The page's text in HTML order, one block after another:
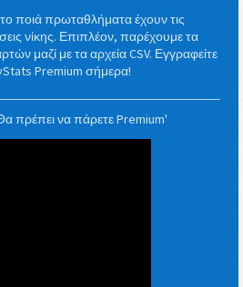
ποιά πρωταθλήματα έχουν τις
νίκης. Επιπλέον, παρέχουμε τα
μαζί με τα αρχεία CSV. Εγγραφείτε
Premium σήμερα!
πρέπει να πάρετε Premium'